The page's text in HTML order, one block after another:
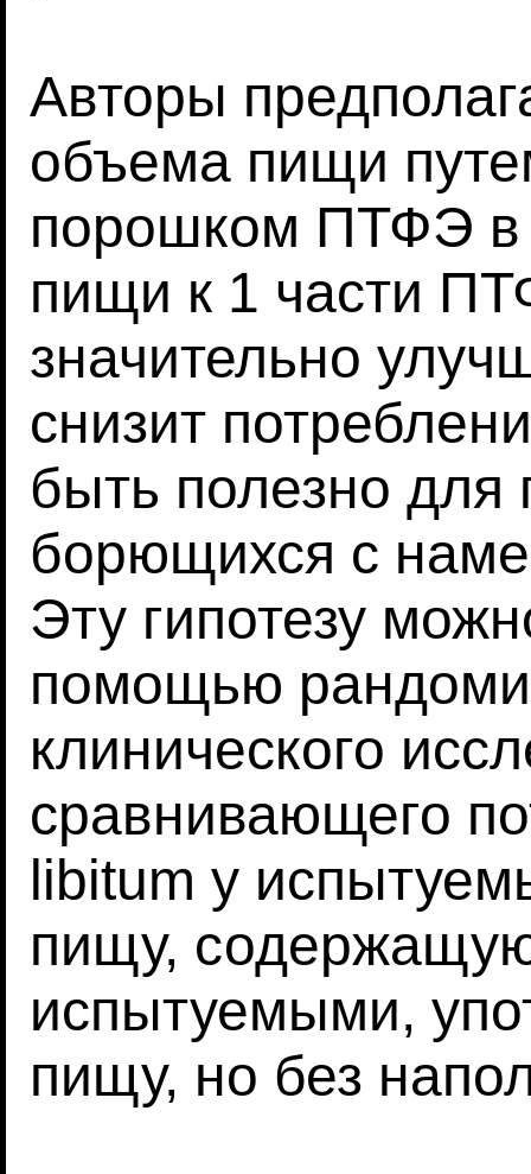
Авторы
объема пищи
порошком ПТФЭ в
пищи к 1 части
значительно
снизит
быть полезно для
борющихся с
Эту гипотезу
помощью
клинического
сравнивающего
libitum у
пищу,
испытуемыми,
пищу, но без